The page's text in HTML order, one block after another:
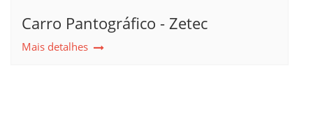
Carro Pantográfico - Zetec
Mais detalhes